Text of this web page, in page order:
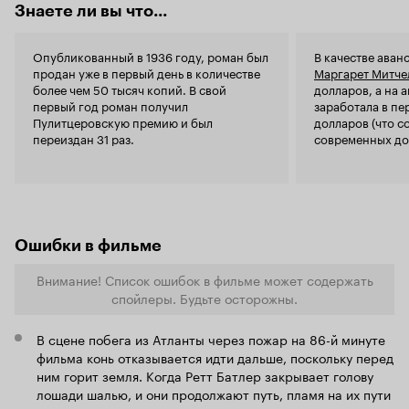
побоюсь этого слова – лучший фильм
мишуры. Это вершина творчества золотой
эпохи кинематографа. Вы не задумывались,
почему с сороковых годов и по сей день, ни
один режиссер не дерзнул сделать еще одну
экранизацию «Унесенных ветром»? Ведь это
лакомая, любимая всеми история! Да потому
Вивьен Ли. Они могут сыграть этих героев, но
они никогда не станут этими героями. Это
Скарлетт О’Хара.
«Тара была ее судьбой, ее
жизнерадостная кокетка! Скарлетт О’Хара –
самая неоднозначная героиня «Унесенных
ветром». Женщина, которую не сломят никакие
беды, потому что она – воплощение жизни.
Знаете ли вы что...
Опубликованный в 1936 году, роман был
продан уже в первый день в количестве
более чем 50 тысяч копий. В свой
первый год роман получил
Пулитцеровскую премию и был
переиздан 31 раз.
В качестве
Маргарет
долларов, а на
заработала в
долларов (что
современных
Ошибки в фильме
Внимание! Список ошибок в фильме может содержать
спойлеры. Будьте осторожны.
В сцене побега из Атланты через пожар на 86-й минуте
фильма конь отказывается идти дальше, поскольку перед
ним горит земля. Когда Ретт Батлер закрывает голову
лошади шалью, и они продолжают путь, пламя на их пути